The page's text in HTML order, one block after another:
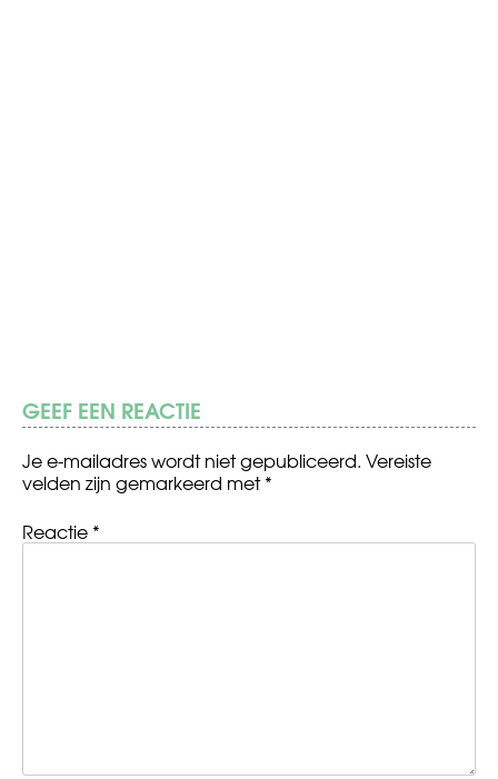
GEEF EEN REACTIE
Je e-mailadres wordt niet gepubliceerd. Vereiste
velden zijn gemarkeerd met*
Reactie *